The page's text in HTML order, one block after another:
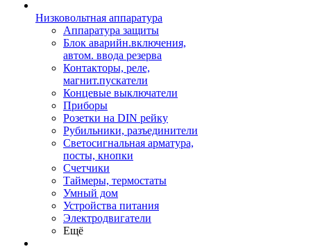
Низковольтная аппаратура
Аппаратура защиты
Блок аварийн.включения,
автом. ввода резерва
Контакторы, реле,
магнит.пускатели
Концевые выключатели
Приборы
Розетки на DIN рейку
Рубильники, разъединители
Светосигнальная арматура,
посты, кнопки
Счетчики
Таймеры, термостаты
Умный дом
Устройства питания
Электродвигатели
Ещё